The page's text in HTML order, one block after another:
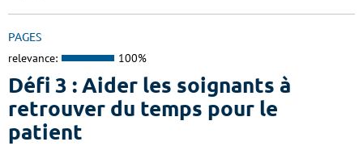
PAGES
relevance: 100%
Défi 3 : Aider les soignants à
retrouver du temps pour le
patient